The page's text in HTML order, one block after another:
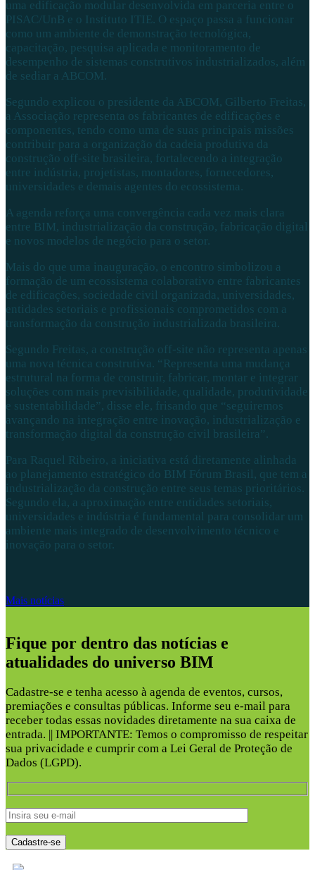
uma edificação modular desenvolvida em parceria entre o
PISAC/UnB e o Instituto ITIE. O espaço passa a funcionar
como um ambiente de demonstração tecnológica,
capacitação, pesquisa aplicada e monitoramento de
desempenho de sistemas construtivos industrializados, além
de sediar a ABCOM .
Segundo explicou o presidente da ABCOM, Gilberto Freitas,
a Associação representa os fabricantes de edificações e
componentes, tendo como uma de suas principais missões
contribuir para a organização da cadeia produtiva da
construção off-site brasileira, fortalecendo a integração
entre indústria, projetistas, montadores, fornecedores,
universidades e demais agentes do ecossistema.
A agenda reforça uma convergência cada vez mais clara
entre BIM, industrialização da construção, fabricação digital
e novos modelos de negócio para o setor.
Mais do que uma inauguração, o encontro simbolizou a
formação de um ecossistema colaborativo entre fabricantes
de edificações, sociedade civil organizada, universidades,
entidades setoriais e profissionais comprometidos com a
transformação da construção industrializada brasileira.
Segundo Freitas, a construção off-site não representa apenas
uma nova técnica construtiva. “Representa uma mudança
estrutural na forma de construir, fabricar, montar e integrar
soluções com mais previsibilidade, qualidade, produtividade
e sustentabilidade”, disse ele, frisando que “seguiremos
avançando na integração entre inovação, industrialização e
transformação digital da construção civil brasileira”.
Para Raquel Ribeiro, a iniciativa está diretamente alinhada
ao planejamento estratégico do BIM Fórum Brasil, que tem a
industrialização da construção entre seus temas prioritários.
Segundo ela, a aproximação entre entidades setoriais,
universidades e indústria é fundamental para consolidar um
ambiente mais integrado de desenvolvimento técnico e
inovação para o setor.
Mais notícias
Fique por dentro das notícias e
atualidades do universo BIM
Cadastre-se e tenha acesso à agenda de eventos, cursos,
premiações e consultas públicas. Informe seu e-mail para
receber todas essas novidades diretamente na sua caixa de
entrada. || IMPORTANTE: Temos o compromisso de respeitar
sua privacidade e cumprir com a Lei Geral de Proteção de
Dados (LGPD).